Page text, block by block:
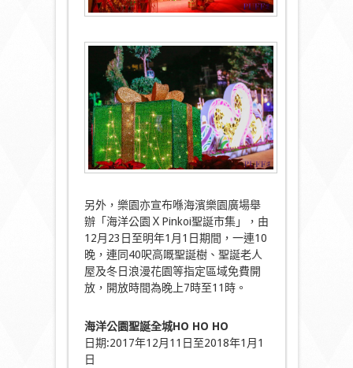
另外，樂園亦宣布喺海濱樂園廣場舉
辦「海洋公園ＸPinkoi聖誕市集」，由
12月23日至明年1月1日期間，一連10
晚，連同40呎高嘅聖誕樹、聖誕老人
屋及冬日浪漫花園等指定區域免費開
放，開放時間為晚上7時至11時。
海洋公園聖誕全城HO HO HO
日期:2017年12月11日至2018年1月1
日